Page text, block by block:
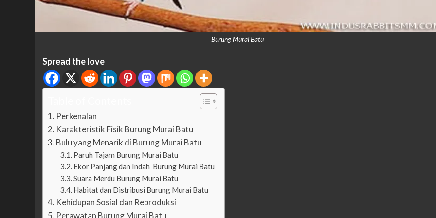
Burung Murai Batu
Spread the love
Perkenalan
Karakteristik Fisik Burung Murai Batu
Bulu yang Menarik di Burung Murai Batu
Paruh Tajam Burung Murai Batu
Ekor Panjang dan Indah Burung Murai Batu
Suara Merdu Burung Murai Batu
Habitat dan Distribusi Burung Murai Batu
Kehidupan Sosial dan Reproduksi
Perawatan Burung Murai Batu